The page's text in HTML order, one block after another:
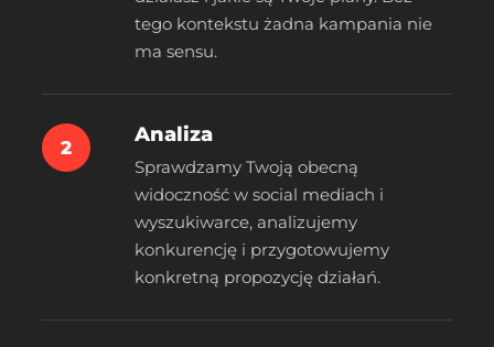
tego kontekstu żadna kampania nie
ma sensu.
2
Analiza
Sprawdzamy Twoją obecną
widoczność w social mediach i
wyszukiwarce, analizujemy
konkurencję i przygotowujemy
konkretną propozycję działań.